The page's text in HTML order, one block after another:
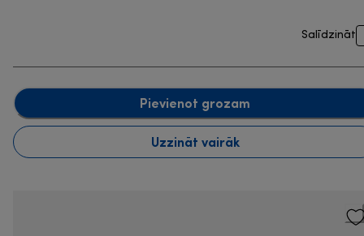
Salīdzināt
Pievienot grozam
Uzzināt vairāk